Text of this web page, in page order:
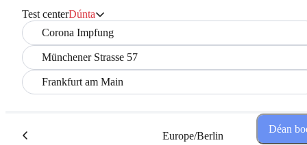
Test centerDúnta
Corona Impfung
Münchener Strasse 57
Frankfurt am Main
Europe/Berlin
Déan